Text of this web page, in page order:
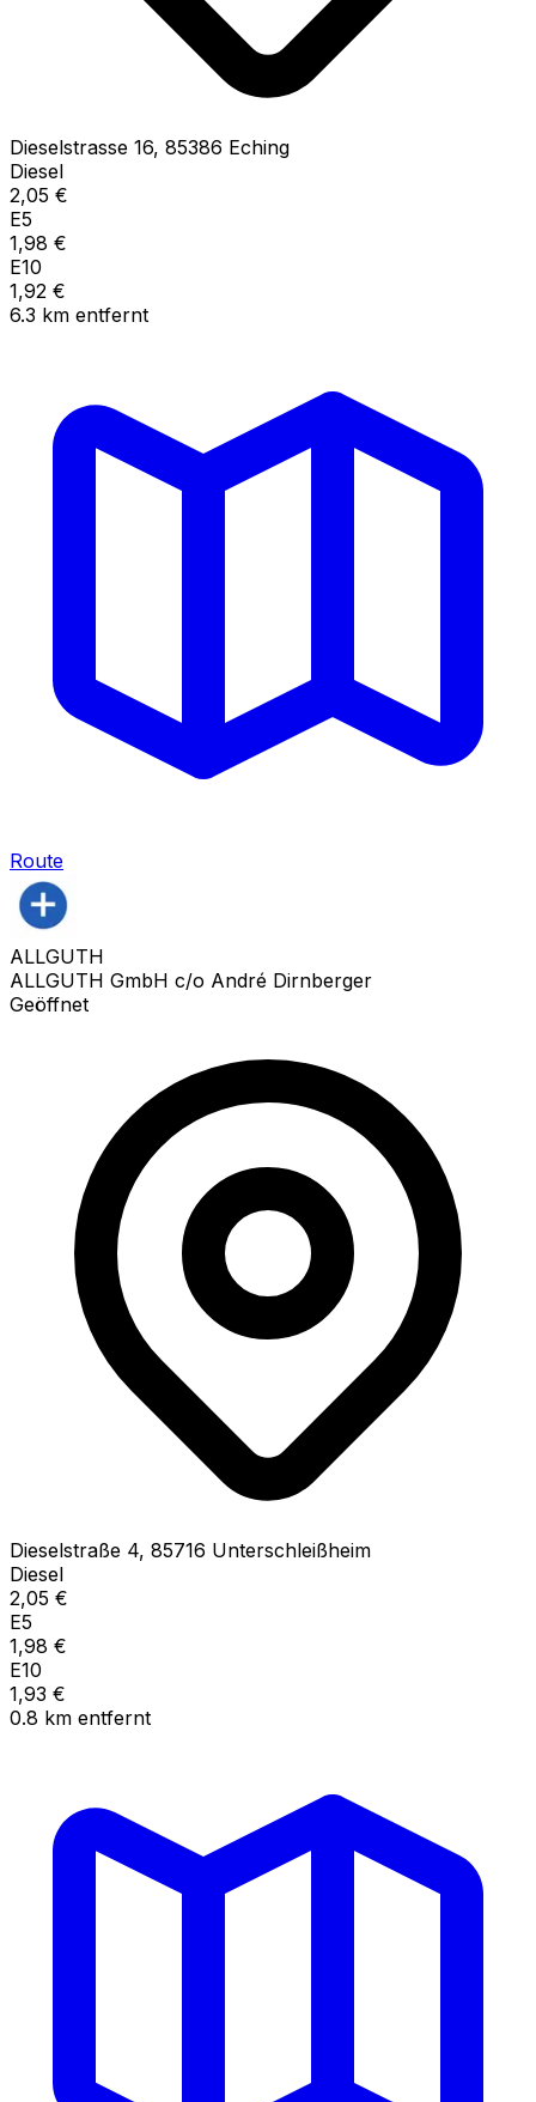
Dieselstrasse 16, 85386 Eching
Diesel
2,05 €
E5
1,98 €
E10
1,92 €
6.3 km entfernt
Route
ALLGUTH
ALLGUTH GmbH c/o André Dirnberger
Geöffnet
Dieselstraße 4, 85716 Unterschleißheim
Diesel
2,05 €
E5
1,98 €
E10
1,93 €
0.8 km entfernt